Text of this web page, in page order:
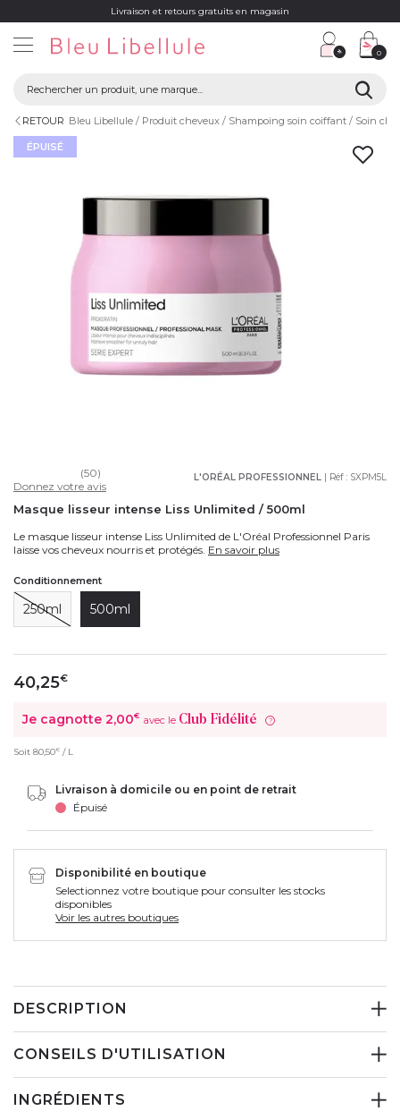
Livraison et retours gratuits en magasin
0
RETOUR Bleu Libellule Produit cheveux Shampoing soin coiffant Soin
ÉPUISÉ
L'ORÉAL PROFESSIONNEL | Réf : SXPM5L
(50)
Donnez votre avis
Masque lisseur intense Liss Unlimited / 500ml
Le masque lisseur intense Liss Unlimited de L'Oréal Professionnel Paris
laisse vos cheveux nourris et protégés. En savoir plus
Conditionnement
250ml 500ml
40,25€
Je cagnotte 2,00€ avec le Club Fidélité ?
Soit 80,50€ / L
Livraison à domicile ou en point de retrait
Épuisé
Disponibilité en boutique
Selectionnez votre boutique pour consulter les stocks
disponibles
Voir les autres boutiques
DESCRIPTION
CONSEILS D'UTILISATION
INGRÉDIENTS